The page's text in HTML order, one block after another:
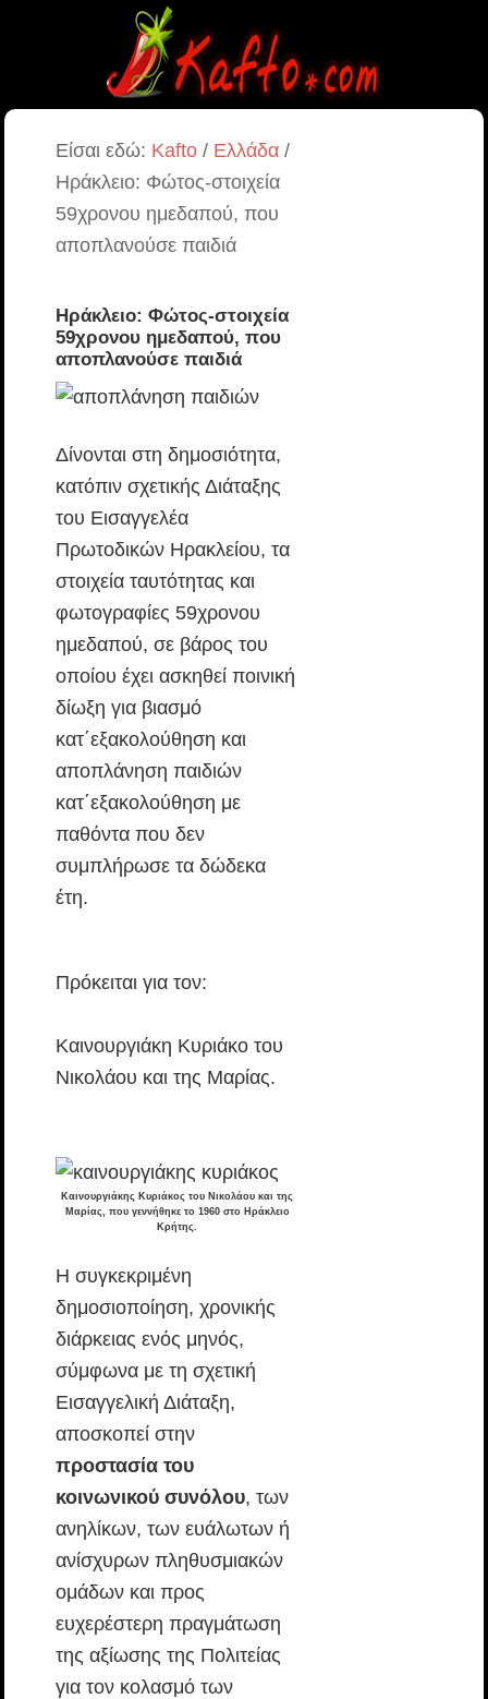
Είσαι εδώ: Kafto/ Ελλάδα/
Ηράκλειο: Φώτος-στοιχεία
59χρονου ημεδαπού, που
αποπλανούσε παιδιά
Ηράκλειο: Φώτος-στοιχεία
59χρονου ημεδαπού, που
αποπλανούσε παιδιά
Δίνονται στη δημοσιότητα,
κατόπιν σχετικής Διάταξης
του Εισαγγελέα
Πρωτοδικών Ηρακλείου, τα
στοιχεία ταυτότητας και
φωτογραφίες 59χρονου
ημεδαπού, σε βάρος του
οποίου έχει ασκηθεί ποινική
δίωξη για βιασμό
κατ΄εξακολούθηση και
αποπλάνηση παιδιών
κατ΄εξακολούθηση με
παθόντα που δεν
συμπλήρωσε τα δώδεκα
έτη.
Πρόκειται για τον:
Καινουργιάκη Κυριάκο του
Νικολάου και της Μαρίας.
Καινουργιάκης Κυριάκος του Νικολάου και της
Μαρίας, που γεννήθηκε το 1960 στο Ηράκλειο
Κρήτης.
Η συγκεκριμένη
δημοσιοποίηση, χρονικής
διάρκειας ενός μηνός,
σύμφωνα με τη σχετική
Εισαγγελική Διάταξη,
αποσκοπεί στην
προστασία του
κοινωνικού συνόλου, των
ανηλίκων, των ευάλωτων ή
ανίσχυρων πληθυσμιακών
ομάδων και προς
ευχερέστερη πραγμάτωση
της αξίωσης της Πολιτείας
για τον κολασμό των